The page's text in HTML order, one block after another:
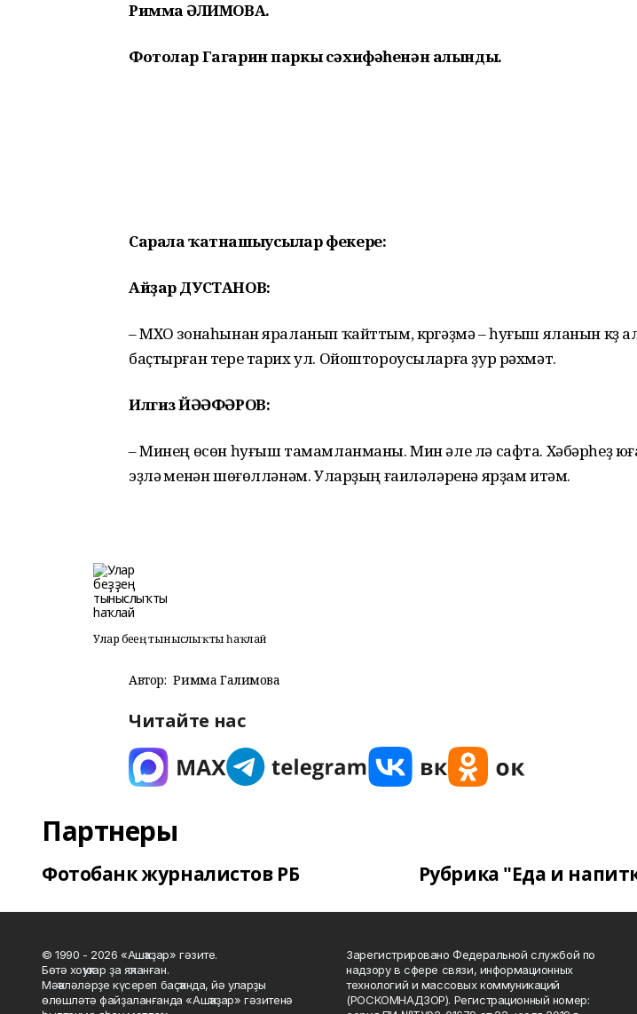
Римма ҒӘЛИМОВА.
Фотолар Гагарин паркы сәхифәһенән алынды.
Сарала ҡатнашыусылар фекере:
Айҙар ДУСТАНОВ:
– МХО зонаһынан яраланып ҡайттым, күргәҙмә – һуғыш яланын күҙ
баҫтырған тере тарих ул. Ойоштороусыларға ҙур рәхмәт.
Илгиз ЙӘҒӘФӘРОВ:
– Минең өсөн һуғыш тамамланманы. Мин әле лә сафта. Хәбәрһеҙ
эҙләү менән шөғөлләнәм. Уларҙың ғаиләләренә ярҙам итәм.
Улар беҙҙең тыныслыҡты һаҡлай
Автор: Римма Галимова
Читайте нас
Партнеры
Фотобанк журналистов РБ Рубрика "Еда и
© 1990 - 2026 «Ашҡаҙар» гәзите.
Бөтә хоҡуҡтар ҙа яҡланған.
Мәҡәләләрҙе күсереп баҫҡанда, йә уларҙы
өлөшләтә файҙаланғанда «Ашҡаҙар» гәзитенә
Зарегистрировано Федеральной службой по
надзору в сфере связи, информационных
технологий и массовых коммуникаций
(РОСКОМНАДЗОР). Регистрационный номер: